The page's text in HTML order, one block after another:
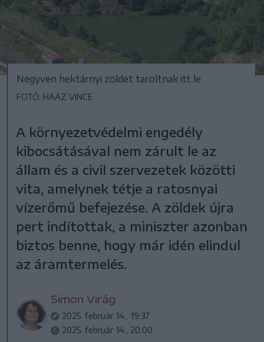
Negyven hektárnyi zöldet taroltnak itt le
FOTÓ: HAÁZ VINCE
A környezetvédelmi engedély
kibocsátásával nem zárult le az
állam és a civil szervezetek közötti
vita, amelynek tétje a ratosnyai
vízerőmű befejezése. A zöldek újra
pert indítottak, a miniszter azonban
biztos benne, hogy már idén elindul
az áramtermelés.
Simon Virág
2025. február 14., 19:37
2025. február 14., 20:00